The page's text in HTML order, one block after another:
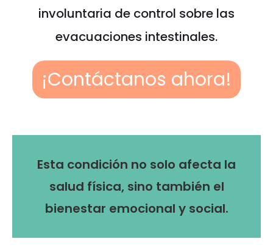
involuntaria de control sobre las
evacuaciones intestinales.
¡Contáctanos ahora!
Esta condición no solo afecta la
salud física, sino también el
bienestar emocional y social.